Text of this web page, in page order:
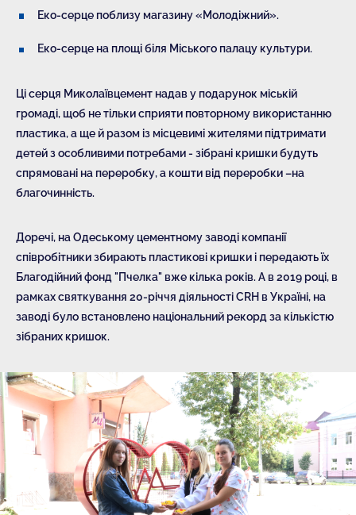
Еко-серце поблизу магазину «Молодіжний».
Еко-серце на площі біля Міського палацу культури.
Ці серця Миколаївцемент надав у подарунок міській
громаді, щоб не тільки сприяти повторному використанню
пластика, а ще й разом із місцевимі жителями підтримати
детей з особливими потребами - зібрані кришки будуть
спрямовані на переробку, а кошти від переробки –на
благочинність.
Доречі, на Одеському цементному заводі компанії
співробітники збирають пластикові кришки і передають їх
Благодійний фонд "Пчелка" вже кілька років. А в 2019 році, в
рамках святкування 20-річчя діяльності CRH в Україні, на
заводі було встановлено національний рекорд за кількістю
зібраних кришок.